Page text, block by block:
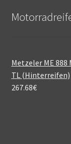
Metzeler ME 888
TL (Hinterreifen)
267.68€